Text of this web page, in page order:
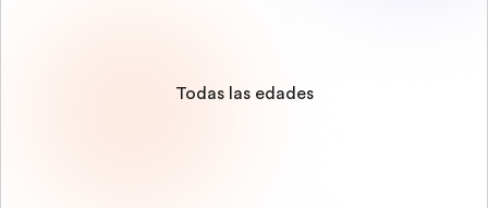
Todas las edades